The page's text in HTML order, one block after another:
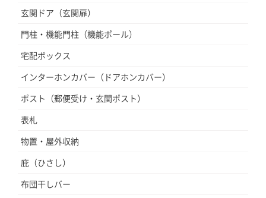
玄関ドア（玄関扉）
門柱・機能門柱（機能ポール）
宅配ボックス
インターホンカバー（ドアホンカバー）
ポスト（郵便受け・玄関ポスト）
表札
物置・屋外収納
庇（ひさし）
布団干しバー